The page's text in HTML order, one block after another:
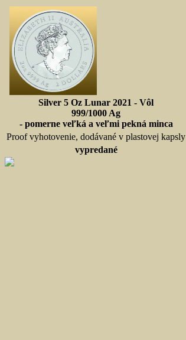
Silver 5 Oz Lunar 2021 - Vôl
999/1000 Ag
- pomerne veľká a veľmi pekná minca
Proof vyhotovenie, dodávané v plastovej kapsly
vypredané